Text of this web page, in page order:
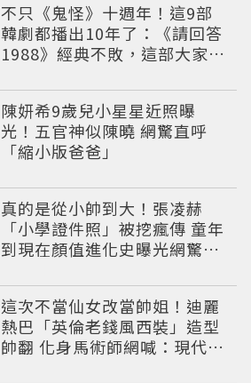
不只《鬼怪》十週年！這9部
韓劇都播出10年了：《請回答
1988》經典不敗，這部大家狂
陳妍希9歲兒小星星近照曝
光！五官神似陳曉 網驚直呼
「縮小版爸爸」
真的是從小帥到大！張凌赫
「小學證件照」被挖瘋傳 童年
到現在顏值進化史曝光網驚：
這次不當仙女改當帥姐！迪麗
熱巴「英倫老錢風西裝」造型
帥翻 化身馬術師網喊：現代版